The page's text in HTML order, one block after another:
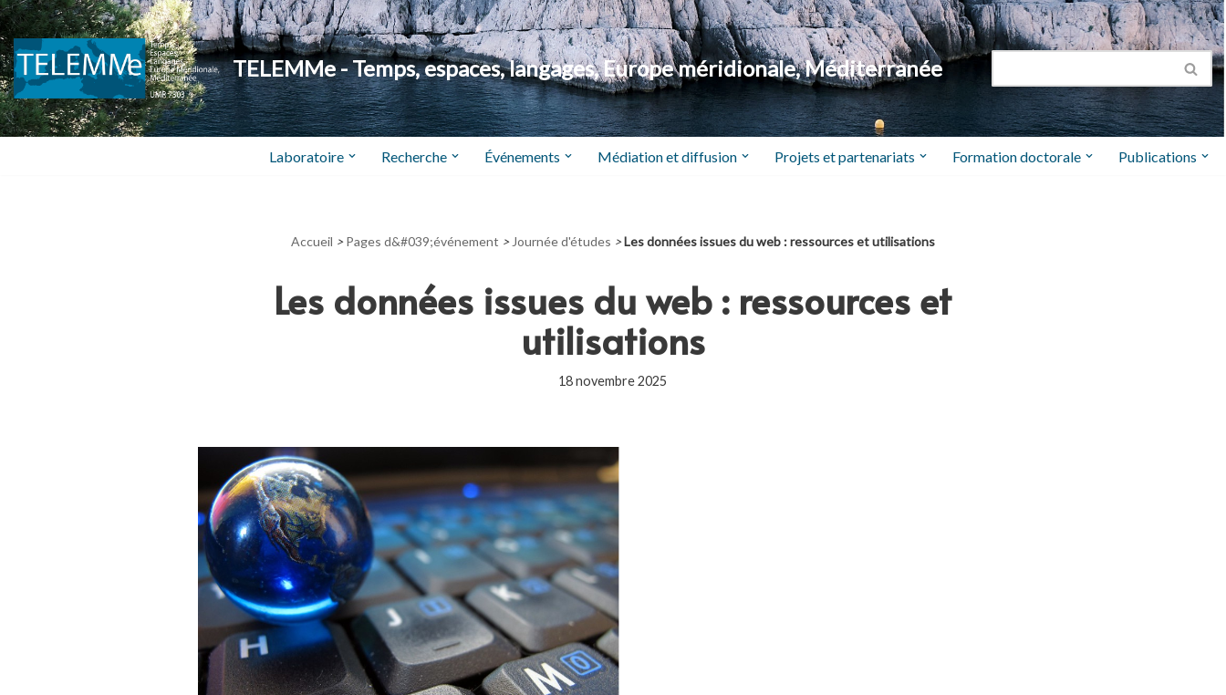
Aller
au
contenu
TELEMMe - Temps, espaces, langages, Europe méridionale, Méditerranée
Laboratoire Recherche Événements Médiation et diffusion Projets et partenariats Formation doctorale Publications
Accueil > Pages d&#039;événement > Journée d'études >Les données issues du web : ressources et utilisations
Les données issues du web : ressources et
utilisations
18 novembre 2025